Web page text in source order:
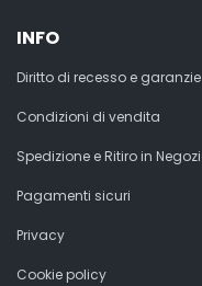
INFO
Diritto di recesso e garanzie
Condizioni di vendita
Spedizione e Ritiro in
Pagamenti sicuri
Privacy
Cookie policy